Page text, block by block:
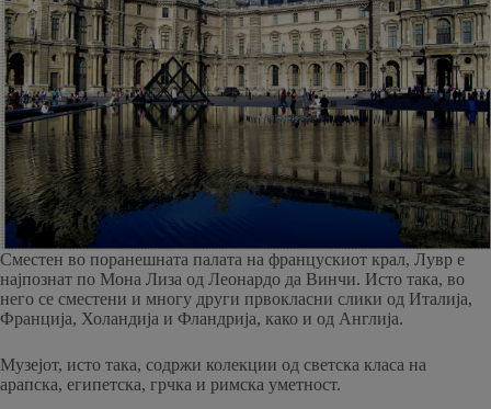
Сместен во поранешната палата на францускиот крал, Лувр е
најпознат по Мона Лиза од Леонардо да Винчи. Исто така, во
него се сместени и многу други првокласни слики од Италија,
Франција, Холандија и Фландрија, како и од Англија.
Музејот, исто така, содржи колекции од светска класа на
арапска, египетска, грчка и римска уметност.